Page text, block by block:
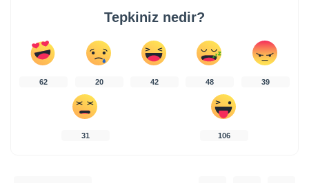
Tepkiniz nedir?
62 20 42 48 39
31 106